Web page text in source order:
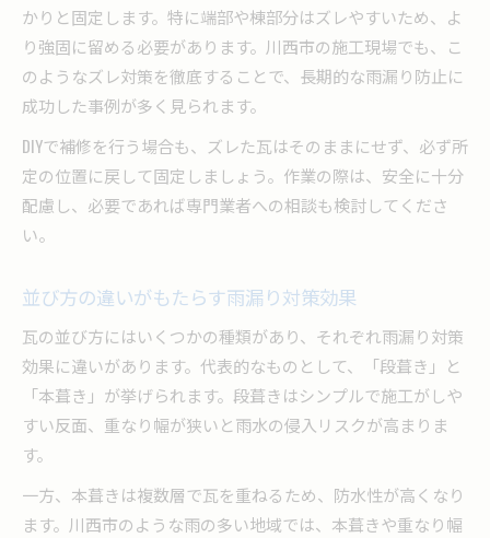
かりと固定します。特に端部や棟部分はズレやすいため、よ
り強固に留める必要があります。川西市の施工現場でも、こ
のようなズレ対策を徹底することで、長期的な雨漏り防止に
成功した事例が多く見られます。
DIYで補修を行う場合も、ズレた瓦はそのままにせず、必ず所
定の位置に戻して固定しましょう。作業の際は、安全に十分
配慮し、必要であれば専門業者への相談も検討してくださ
い。
並び方の違いがもたらす雨漏り対策効果
瓦の並び方にはいくつかの種類があり、それぞれ雨漏り対策
効果に違いがあります。代表的なものとして、「段葺き」と
「本葺き」が挙げられます。段葺きはシンプルで施工がしや
すい反面、重なり幅が狭いと雨水の侵入リスクが高まりま
す。
一方、本葺きは複数層で瓦を重ねるため、防水性が高くなり
ます。川西市のような雨の多い地域では、本葺きや重なり幅